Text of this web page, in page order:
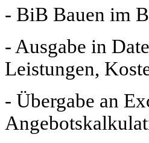
- BiB Bauen im
- Ausgabe in
Leistungen,
- Übergabe an